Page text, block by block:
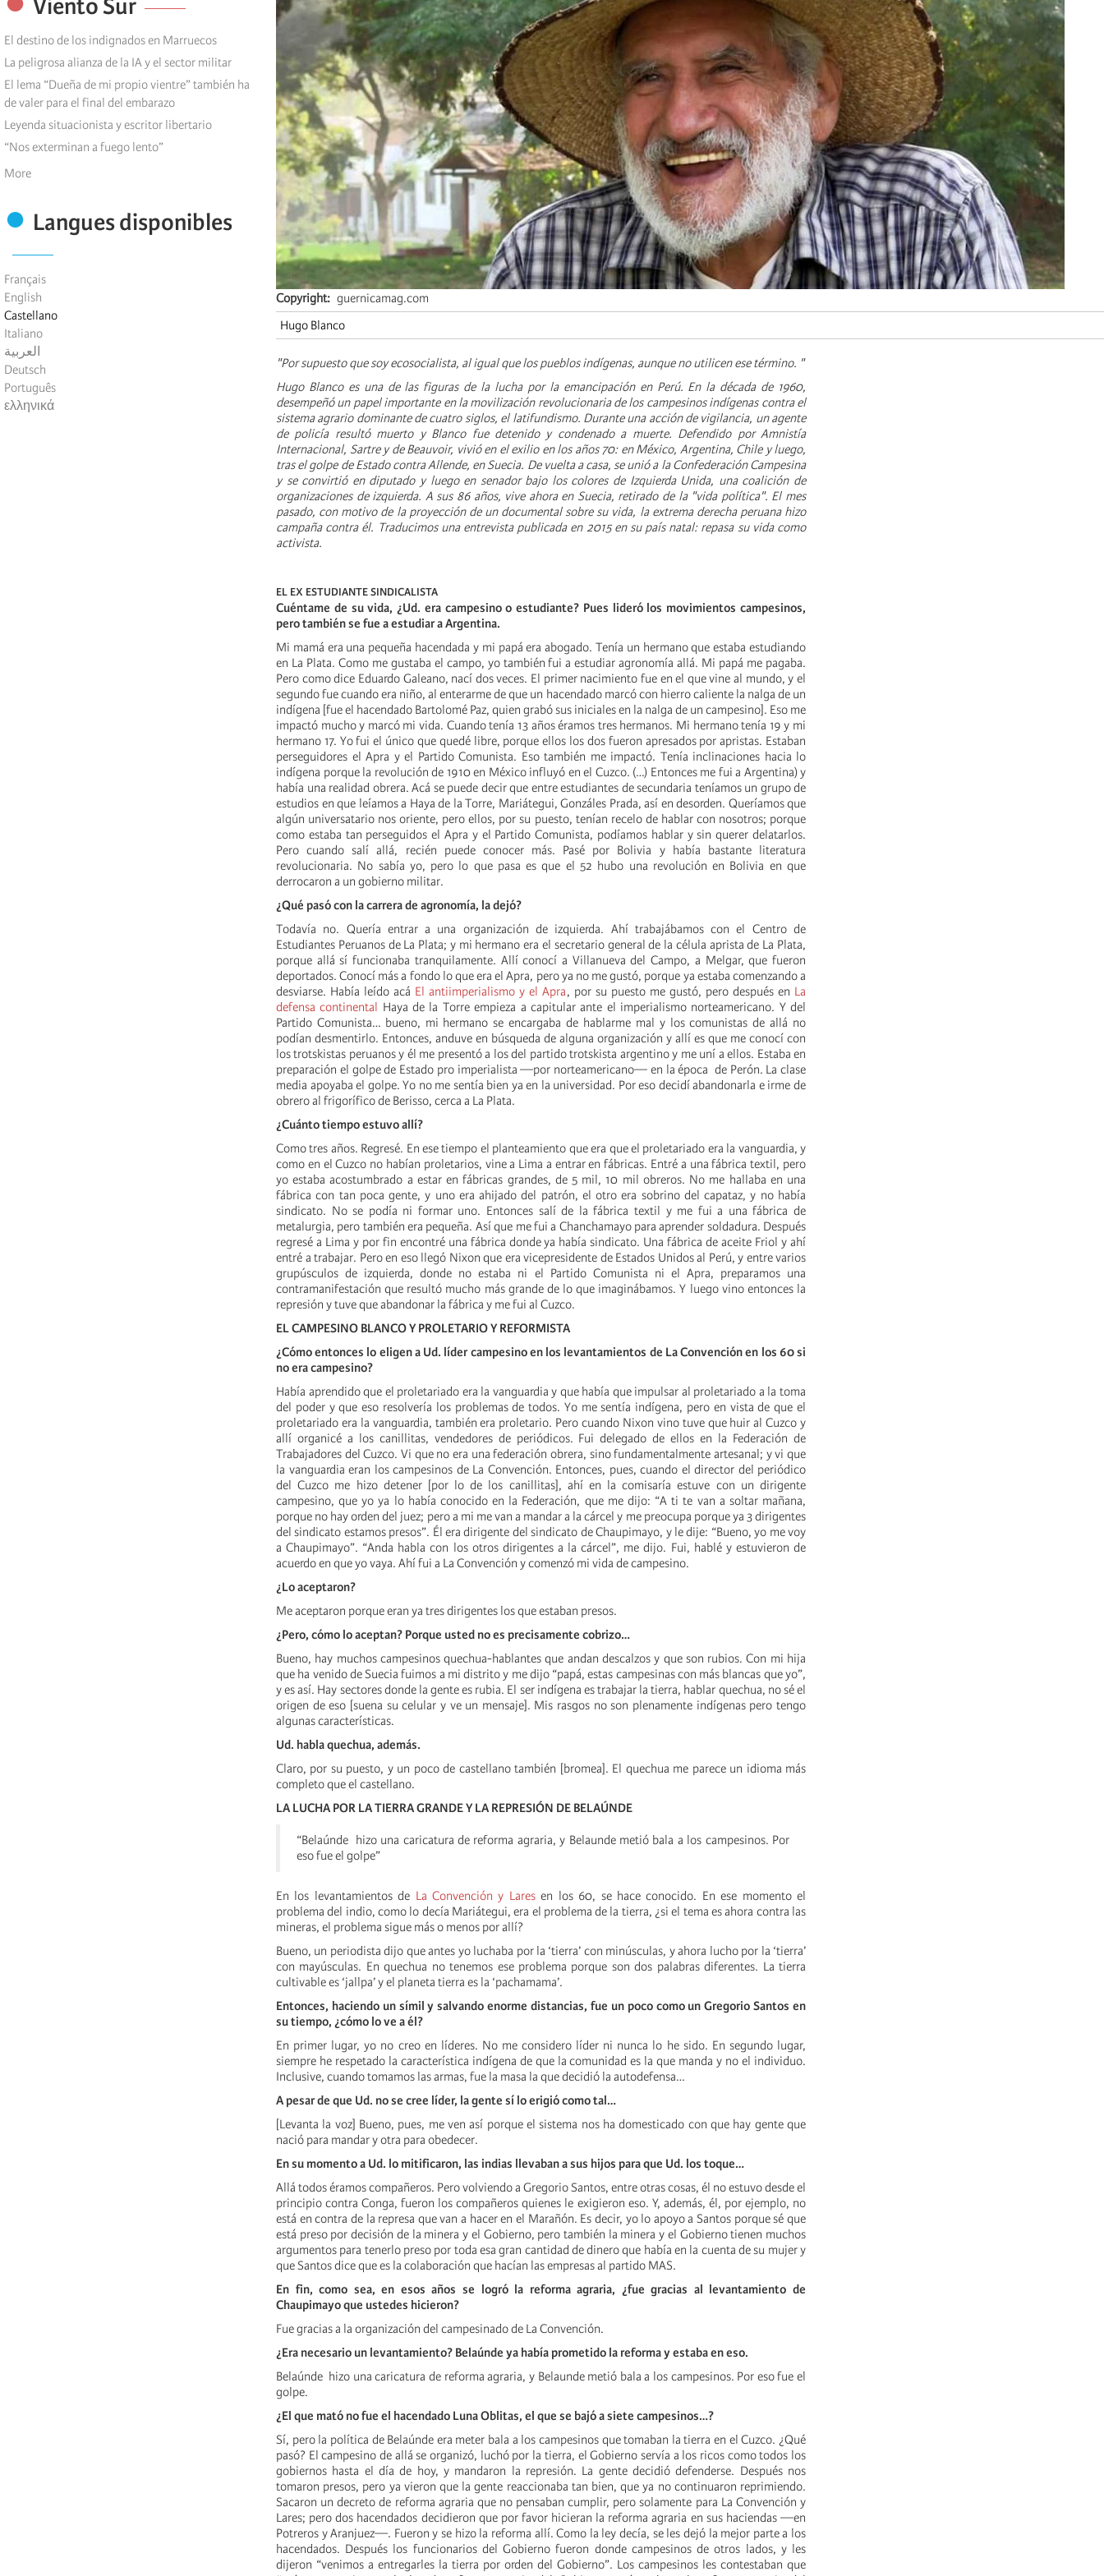
Viento Sur
El destino de los indignados en Marruecos
La peligrosa alianza de la IA y el sector militar
El lema “Dueña de mi propio vientre” también ha
de valer para el final del embarazo
Leyenda situacionista y escritor libertario
“Nos exterminan a fuego lento”
More
Langues disponibles
Français
English
Castellano
Italiano
العربية
Deutsch
Português
ελληνικά
Copyright
guernicamag.com
Hugo Blanco
"Por supuesto que soy ecosocialista, al igual que los pueblos indígenas, aunque no utilicen ese término. "
Hugo Blanco es una de las figuras de la lucha por la emancipación en Perú. En la década de 1960,
desempeñó un papel importante en la movilización revolucionaria de los campesinos indígenas contra el
sistema agrario dominante de cuatro siglos, el latifundismo. Durante una acción de vigilancia, un agente
de policía resultó muerto y Blanco fue detenido y condenado a muerte. Defendido por Amnistía
Internacional, Sartre y de Beauvoir, vivió en el exilio en los años 70: en México, Argentina, Chile y luego,
tras el golpe de Estado contra Allende, en Suecia. De vuelta a casa, se unió a la Confederación Campesina
y se convirtió en diputado y luego en senador bajo los colores de Izquierda Unida, una coalición de
organizaciones de izquierda. A sus 86 años, vive ahora en Suecia, retirado de la "vida política". El mes
pasado, con motivo de la proyección de un documental sobre su vida, la extrema derecha peruana hizo
campaña contra él. Traducimos una entrevista publicada en 2015 en su país natal: repasa su vida como
activista.
EL EX ESTUDIANTE SINDICALISTA
Cuéntame de su vida, ¿Ud. era campesino o estudiante? Pues lideró los movimientos campesinos,
pero también se fue a estudiar a Argentina.
Mi mamá era una pequeña hacendada y mi papá era abogado. Tenía un hermano que estaba estudiando
en La Plata. Como me gustaba el campo, yo también fui a estudiar agronomía allá. Mi papá me pagaba.
Pero como dice Eduardo Galeano, nací dos veces. El primer nacimiento fue en el que vine al mundo, y el
segundo fue cuando era niño, al enterarme de que un hacendado marcó con hierro caliente la nalga de un
indígena [fue el hacendado Bartolomé Paz, quien grabó sus iniciales en la nalga de un campesino]. Eso me
impactó mucho y marcó mi vida. Cuando tenía 13 años éramos tres hermanos. Mi hermano tenía 19 y mi
hermano 17. Yo fui el único que quedé libre, porque ellos los dos fueron apresados por apristas. Estaban
perseguidores el Apra y el Partido Comunista. Eso también me impactó. Tenía inclinaciones hacia lo
indígena porque la revolución de 1910 en México influyó en el Cuzco. (…) Entonces me fui a Argentina) y
había una realidad obrera. Acá se puede decir que entre estudiantes de secundaria teníamos un grupo de
estudios en que leíamos a Haya de la Torre, Mariátegui, Gonzáles Prada, así en desorden. Queríamos que
algún universatario nos oriente, pero ellos, por su puesto, tenían recelo de hablar con nosotros; porque
como estaba tan perseguidos el Apra y el Partido Comunista, podíamos hablar y sin querer delatarlos.
Pero cuando salí allá, recién puede conocer más. Pasé por Bolivia y había bastante literatura
revolucionaria. No sabía yo, pero lo que pasa es que el 52 hubo una revolución en Bolivia en que
derrocaron a un gobierno militar.
¿Qué pasó con la carrera de agronomía, la dejó?
Todavía no. Quería entrar a una organización de izquierda. Ahí trabajábamos con el Centro de
Estudiantes Peruanos de La Plata; y mi hermano era el secretario general de la célula aprista de La Plata,
porque allá sí funcionaba tranquilamente. Allí conocí a Villanueva del Campo, a Melgar, que fueron
deportados. Conocí más a fondo lo que era el Apra, pero ya no me gustó, porque ya estaba comenzando a
desviarse. Había leído acá El antiimperialismo y el Apra, por su puesto me gustó, pero después en La
defensa continental Haya de la Torre empieza a capitular ante el imperialismo norteamericano. Y del
Partido Comunista… bueno, mi hermano se encargaba de hablarme mal y los comunistas de allá no
podían desmentirlo. Entonces, anduve en búsqueda de alguna organización y allí es que me conocí con
los trotskistas peruanos y él me presentó a los del partido trotskista argentino y me uní a ellos. Estaba en
preparación el golpe de Estado pro imperialista —por norteamericano— en la época de Perón. La clase
media apoyaba el golpe. Yo no me sentía bien ya en la universidad. Por eso decidí abandonarla e irme de
obrero al frigorífico de Berisso, cerca a La Plata.
¿Cuánto tiempo estuvo allí?
Como tres años. Regresé. En ese tiempo el planteamiento que era que el proletariado era la vanguardia, y
como en el Cuzco no habían proletarios, vine a Lima a entrar en fábricas. Entré a una fábrica textil, pero
yo estaba acostumbrado a estar en fábricas grandes, de 5 mil, 10 mil obreros. No me hallaba en una
fábrica con tan poca gente, y uno era ahijado del patrón, el otro era sobrino del capataz, y no había
sindicato. No se podía ni formar uno. Entonces salí de la fábrica textil y me fui a una fábrica de
metalurgia, pero también era pequeña. Así que me fui a Chanchamayo para aprender soldadura. Después
regresé a Lima y por fin encontré una fábrica donde ya había sindicato. Una fábrica de aceite Friol y ahí
entré a trabajar. Pero en eso llegó Nixon que era vicepresidente de Estados Unidos al Perú, y entre varios
grupúsculos de izquierda, donde no estaba ni el Partido Comunista ni el Apra, preparamos una
contramanifestación que resultó mucho más grande de lo que imaginábamos. Y luego vino entonces la
represión y tuve que abandonar la fábrica y me fui al Cuzco.
EL CAMPESINO BLANCO Y PROLETARIO Y REFORMISTA
¿Cómo entonces lo eligen a Ud. líder campesino en los levantamientos de La Convención en los 60 si
no era campesino?
Había aprendido que el proletariado era la vanguardia y que había que impulsar al proletariado a la toma
del poder y que eso resolvería los problemas de todos. Yo me sentía indígena, pero en vista de que el
proletariado era la vanguardia, también era proletario. Pero cuando Nixon vino tuve que huir al Cuzco y
allí organicé a los canillitas, vendedores de periódicos. Fui delegado de ellos en la Federación de
Trabajadores del Cuzco. Vi que no era una federación obrera, sino fundamentalmente artesanal; y vi que
la vanguardia eran los campesinos de La Convención. Entonces, pues, cuando el director del periódico
del Cuzco me hizo detener [por lo de los canillitas], ahí en la comisaría estuve con un dirigente
campesino, que yo ya lo había conocido en la Federación, que me dijo: “A ti te van a soltar mañana,
porque no hay orden del juez; pero a mi me van a mandar a la cárcel y me preocupa porque ya 3 dirigentes
del sindicato estamos presos”. Él era dirigente del sindicato de Chaupimayo, y le dije: “Bueno, yo me voy
a Chaupimayo”. “Anda habla con los otros dirigentes a la cárcel”, me dijo. Fui, hablé y estuvieron de
acuerdo en que yo vaya. Ahí fui a La Convención y comenzó mi vida de campesino.
¿Lo aceptaron?
Me aceptaron porque eran ya tres dirigentes los que estaban presos.
¿Pero, cómo lo aceptan? Porque usted no es precisamente cobrizo…
Bueno, hay muchos campesinos quechua-hablantes que andan descalzos y que son rubios. Con mi hija
que ha venido de Suecia fuimos a mi distrito y me dijo “papá, estas campesinas con más blancas que yo”,
y es así. Hay sectores donde la gente es rubia. El ser indígena es trabajar la tierra, hablar quechua, no sé el
origen de eso [suena su celular y ve un mensaje]. Mis rasgos no son plenamente indígenas pero tengo
algunas características.
Ud. habla quechua, además.
Claro, por su puesto, y un poco de castellano también [bromea]. El quechua me parece un idioma más
completo que el castellano.
LA LUCHA POR LA TIERRA GRANDE Y LA REPRESIÓN DE BELAÚNDE
“Belaúnde hizo una caricatura de reforma agraria, y Belaunde metió bala a los campesinos. Por
eso fue el golpe”
En los levantamientos de La Convención y Laresen los 60, se hace conocido. En ese momento el
problema del indio, como lo decía Mariátegui, era el problema de la tierra, ¿si el tema es ahora contra las
mineras, el problema sigue más o menos por allí?
Bueno, un periodista dijo que antes yo luchaba por la ‘tierra’ con minúsculas, y ahora lucho por la ‘tierra’
con mayúsculas. En quechua no tenemos ese problema porque son dos palabras diferentes. La tierra
cultivable es ‘jallpa’ y el planeta tierra es la ‘pachamama’.
Entonces, haciendo un símil y salvando enorme distancias, fue un poco como un Gregorio Santos en
su tiempo, ¿cómo lo ve a él?
En primer lugar, yo no creo en líderes. No me considero líder ni nunca lo he sido. En segundo lugar,
siempre he respetado la característica indígena de que la comunidad es la que manda y no el individuo.
Inclusive, cuando tomamos las armas, fue la masa la que decidió la autodefensa…
A pesar de que Ud. no se cree líder, la gente sí lo erigió como tal…
[Levanta la voz] Bueno, pues, me ven así porque el sistema nos ha domesticado con que hay gente que
nació para mandar y otra para obedecer.
En su momento a Ud. lo mitificaron, las indias llevaban a sus hijos para que Ud. los toque…
Allá todos éramos compañeros. Pero volviendo a Gregorio Santos, entre otras cosas, él no estuvo desde el
principio contra Conga, fueron los compañeros quienes le exigieron eso. Y, además, él, por ejemplo, no
está en contra de la represa que van a hacer en el Marañón. Es decir, yo lo apoyo a Santos porque sé que
está preso por decisión de la minera y el Gobierno, pero también la minera y el Gobierno tienen muchos
argumentos para tenerlo preso por toda esa gran cantidad de dinero que había en la cuenta de su mujer y
que Santos dice que es la colaboración que hacían las empresas al partido MAS.
En fin, como sea, en esos años se logró la reforma agraria, ¿fue gracias al levantamiento de
Chaupimayo que ustedes hicieron?
Fue gracias a la organización del campesinado de La Convención.
¿Era necesario un levantamiento? Belaúnde ya había prometido la reforma y estaba en eso.
Belaúnde hizo una caricatura de reforma agraria, y Belaunde metió bala a los campesinos. Por eso fue el
golpe.
¿El que mató no fue el hacendado Luna Oblitas, el que se bajó a siete campesinos…?
Sí, pero la política de Belaúnde era meter bala a los campesinos que tomaban la tierra en el Cuzco. ¿Qué
pasó? El campesino de allá se organizó, luchó por la tierra, el Gobierno servía a los ricos como todos los
gobiernos hasta el día de hoy, y mandaron la represión. La gente decidió defenderse. Después nos
tomaron presos, pero ya vieron que la gente reaccionaba tan bien, que ya no continuaron reprimiendo.
Sacaron un decreto de reforma agraria que no pensaban cumplir, pero solamente para La Convención y
Lares; pero dos hacendados decidieron que por favor hicieran la reforma agraria en sus haciendas —en
Potreros y Aranjuez—. Fueron y se hizo la reforma allí. Como la ley decía, se les dejó la mejor parte a los
hacendados. Después los funcionarios del Gobierno fueron donde campesinos de otros lados, y les
dijeron “venimos a entregarles la tierra por orden del Gobierno”. Los campesinos les contestaban que